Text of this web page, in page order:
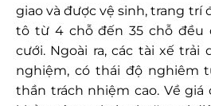
giao và được vệ sinh, trang trí
tô từ 4 chỗ đến 35 chỗ đều
cưới. Ngoài ra, các tài xế trải
nghiệm, có thái độ nghiêm
thần trách nhiệm cao. Về giá